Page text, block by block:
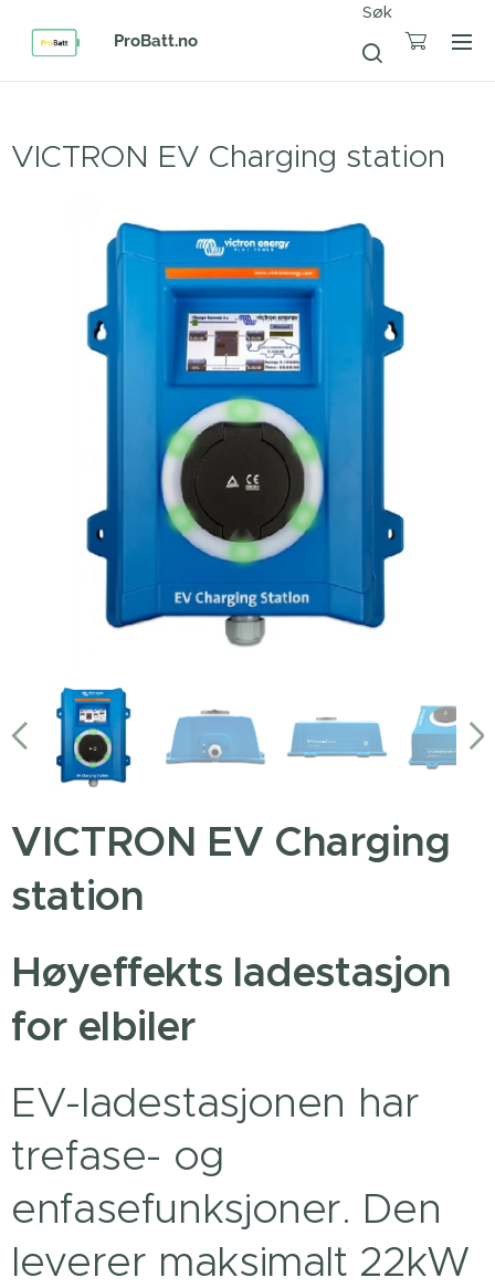
ProBatt.no
Søk
VICTRON EV Charging station
VICTRON EV Charging
station
Høyeffekts ladestasjon
for elbiler
EV-ladestasjonen har
trefase- og
enfasefunksjoner. Den
leverer maksimalt 22kW